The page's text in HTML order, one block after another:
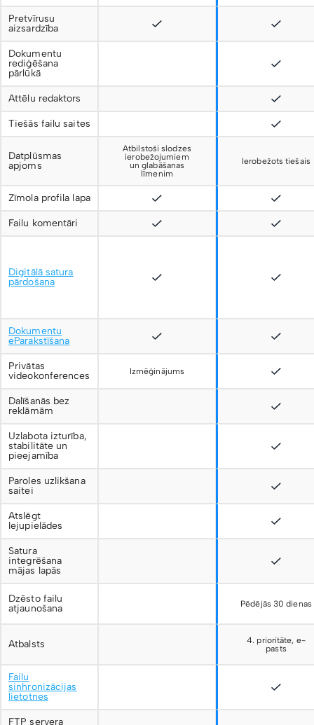
Pretvīrusu
aizsardzība
Dokumentu
rediģēšana
pārlūkā
Attēlu redaktors
Tiešās failu saites
Datplūsmas
apjoms
Atbilstoši slodzes
ierobežojumiem
un glabāšanas
līmenim
Ierobežots tiešais
Zīmola profila lapa
Failu komentāri
Digitālā satura
pārdošana
Dokumentu
eParakstīšana
Privātas
videokonferences
Izmēģinājums
Dalīšanās bez
reklāmām
Uzlabota izturība,
stabilitāte un
pieejamība
Paroles uzlikšana
saitei
Atslēgt
lejupielādes
Satura
integrēšana
mājas lapās
Dzēsto failu
atjaunošana
Pēdējās 30 dienas
Atbalsts
4. prioritāte, e-
pasts
Failu
sinhronizācijas
lietotnes
FTP servera